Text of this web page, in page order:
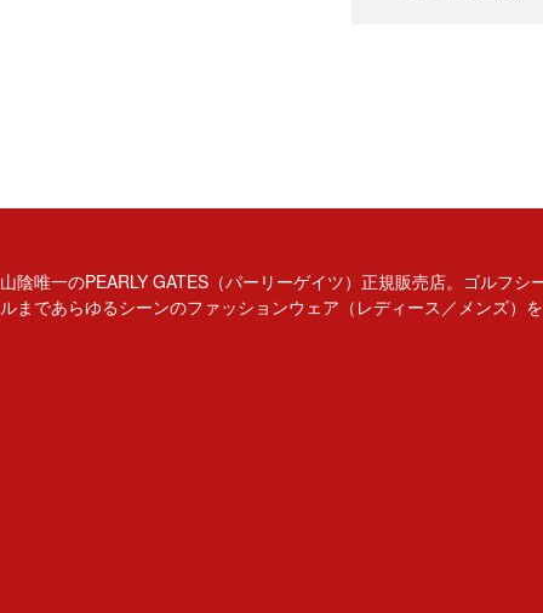
山陰唯一のPEARLY GATES（パーリーゲイツ）正規販売店。ゴルフシ
ルまであらゆるシーンのファッションウェア（レディース／メンズ）を